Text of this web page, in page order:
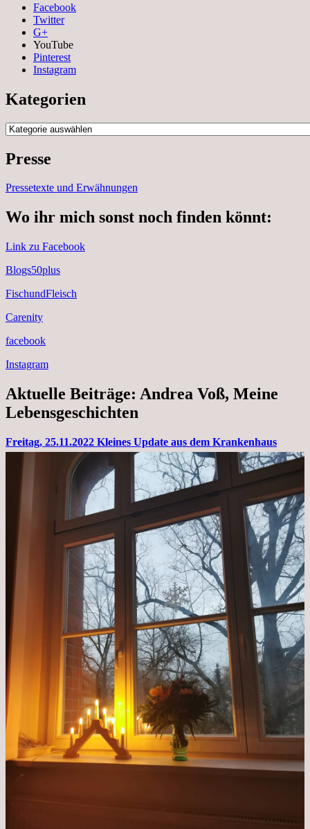
Facebook
Twitter
G+
YouTube
Pinterest
Instagram
Kategorien
Kategorien
Presse
Pressetexte und Erwähnungen
Wo ihr mich sonst noch finden könnt:
Link zu Facebook
Blogs50plus
FischundFleisch
Carenity
facebook
Instagram
Aktuelle Beiträge: Andrea Voß, Meine
Lebensgeschichten
Freitag, 25.11.2022 Kleines Update aus dem Krankenhaus